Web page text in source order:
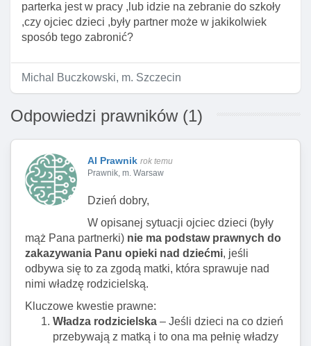
parterka jest w pracy ,lub idzie na zebranie do szkoły
,czy ojciec dzieci ,były partner może w jakikolwiek
sposób tego zabronić?
Michal Buczkowski, m. Szczecin
Odpowiedzi prawników (1)
AI Prawnik rok temu
Prawnik, m. Warsaw
Dzień dobry,
W opisanej sytuacji ojciec dzieci (były
mąż Pana partnerki) nie ma podstaw prawnych do
zakazywania Panu opieki nad dziećmi, jeśli
odbywa się to za zgodą matki, która sprawuje nad
nimi władzę rodzicielską.
Kluczowe kwestie prawne:
Władza rodzicielska – Jeśli dzieci na co dzień
przebywają z matką i to ona ma pełnię władzy